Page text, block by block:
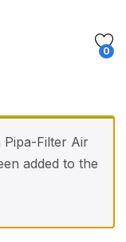
0
Pipa-Filter Air
added to the